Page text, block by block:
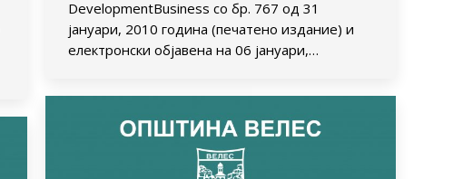
DevelopmentBusiness со бр. 767 од 31
јануари, 2010 година (печатено издание) и
електронски објавена на 06 јануари,…